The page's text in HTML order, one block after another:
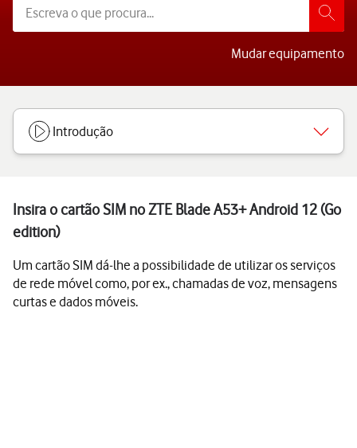
Mudar equipamento
Introdução
Insira o cartão SIM no ZTE Blade A53+ Android 12 (Go
edition)
Um cartão SIM dá-lhe a possibilidade de utilizar os serviços
de rede móvel como, por ex., chamadas de voz, mensagens
curtas e dados móveis.